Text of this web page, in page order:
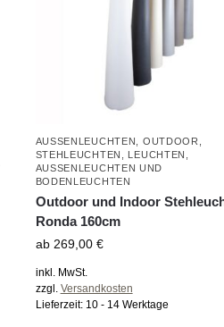
AUSSENLEUCHTEN OUTDOOR
STEHLEUCHTEN
LEUCHTEN
AUSSENLEUCHTEN UND B
ODENLEUCHTEN
Outdoor und Indoor
Ronda 160cm
ab 269,00 €
inkl. MwSt.
zzgl. Versandkosten
Lieferzeit: 10 - 14 Werktage